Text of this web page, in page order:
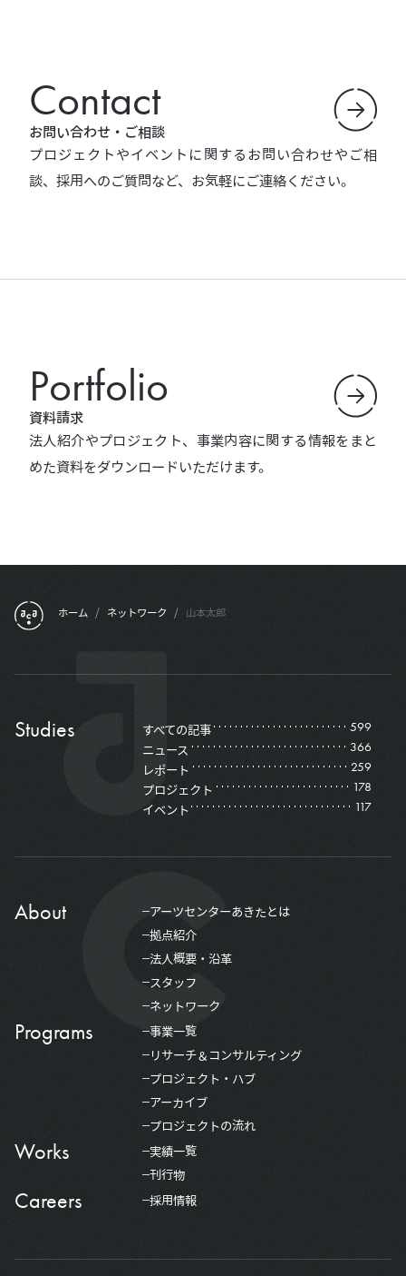
Contact
お問い合わせ・ご相談
プロジェクトやイベントに関するお問い合わせやご相
談、採用へのご質問など、お気軽にご連絡ください。
Portfolio
資料請求
法人紹介やプロジェクト、事業内容に関する情報をまと
めた資料をダウンロードいただけます。
ホーム / ネットワーク / 山本太郎
Studies すべての記事 599
ニュース 366
レポート 259
プロジェクト 178
イベント 117
About
アーツセンターあきたとは
拠点紹介
法人概要・沿革
スタッフ
ネットワーク
Programs
事業一覧
リサーチ＆コンサルティング
プロジェクト・ハブ
アーカイブ
プロジェクトの流れ
Works
実績一覧
刊行物
Careers 採用情報